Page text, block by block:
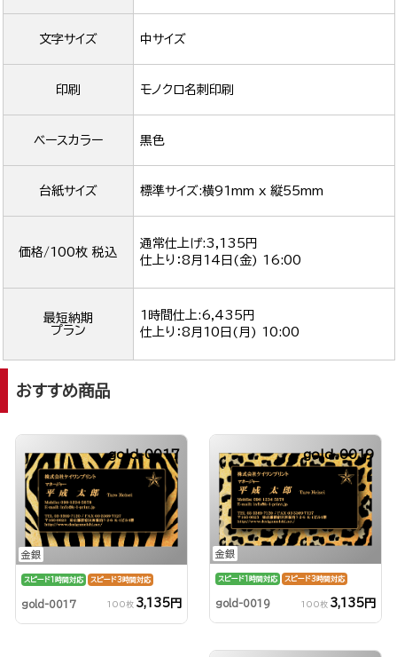
文字サイズ 中サイズ
印刷 モノクロ名刺印刷
ベースカラー 黒色
台紙サイズ 標準サイズ:横91mm x 縦55mm
価格/100枚 税込
通常仕上げ:3,135円
仕上り：8月14日(金) 16:00
最短納期
プラン
1時間仕上:6,435円
仕上り：8月10日(月) 10:00
おすすめ商品
金銀
gold-0017
スピード1時間対応 スピード3時間対応
gold-0017 100枚 3,135円
金銀
gold-0019
スピード1時間対応 スピード3時間対応
gold-0019 100枚 3,135円